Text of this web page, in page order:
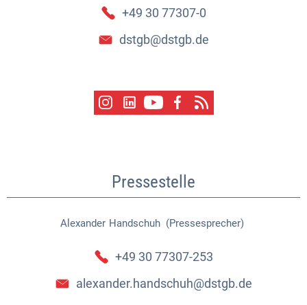
+49 30 77307-0
dstgb@dstgb.de
Pressestelle
Alexander Handschuh (Pressesprecher)
Alexander Handschuh
+49 30 77307-253
alexander.handschuh@dstgb.de